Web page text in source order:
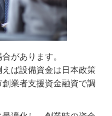
があります。
ば設備資金は日本政策
業者支援資金融資で調